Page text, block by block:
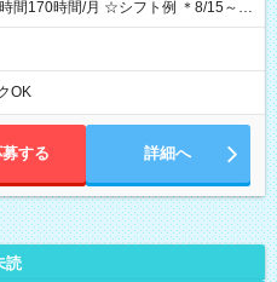
☆シフト例 ＊8/15～
：00 17：00～21：00 ＊8/31
す！ 12：00～16：00 ＊9/6～
OK
募する 詳細へ
読